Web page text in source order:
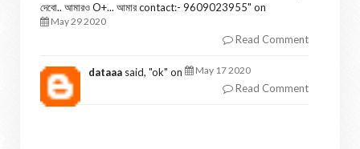
দেবো.. আমারও O+... আমার contact:- 9609023955" on
May 29 2020
Read Comment
dataaa said, "ok" on May 17 2020
Read Comment